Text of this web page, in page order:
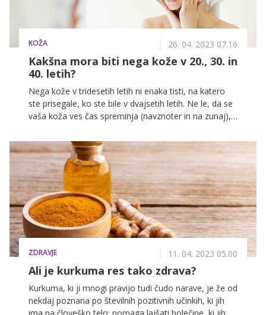
KOŽA 26. 04. 2023 07.16
Kakšna mora biti nega kože v 20., 30. in
40. letih?
Nega kože v tridesetih letih ni enaka tisti, na katero
ste prisegale, ko ste bile v dvajsetih letih. Ne le, da se
vaša koža ves čas spreminja (navznoter in na zunaj),
njeni negi, in izdelki, ki jih uporabljate. Edina stalnica
na polički v vaši kopalnici je krema z UVA in UVB
zaščito, ki jo morate uporabljati ne glede na to, koliko
ste stare. Kako bi morale prilagoditi nego kože glede
na določeno starostno obdobje, smo se pogovarjali z
Lauro Sardinšek, ki deluje na področju pomlajevalnih
tretmajev in medicinske kozmetike že dobrih 8 let,
zadnjih 5 let pa v estetski kliniki izvaja predvsem
pomlajevalne tretmaje obraza in dermatološke nege
obraza. "Vsakodnevna skrb za kožo in nega kože z
izdelki, ki individualno ustrezajo specifičnim potrebam
tipu kože, stanju kože in starosti, bo pripomogla
ohraniti sijočo kožo in preprečiti znake prezgodnjega
staranja."
ZDRAVJE 11. 04. 2023 05.00
Ali je kurkuma res tako zdrava?
Kurkuma, ki ji mnogi pravijo tudi čudo narave, je že od
nekdaj poznana po številnih pozitivnih učinkih, ki jih
ima na človeško telo: pomaga lajšati bolečine, ki jih